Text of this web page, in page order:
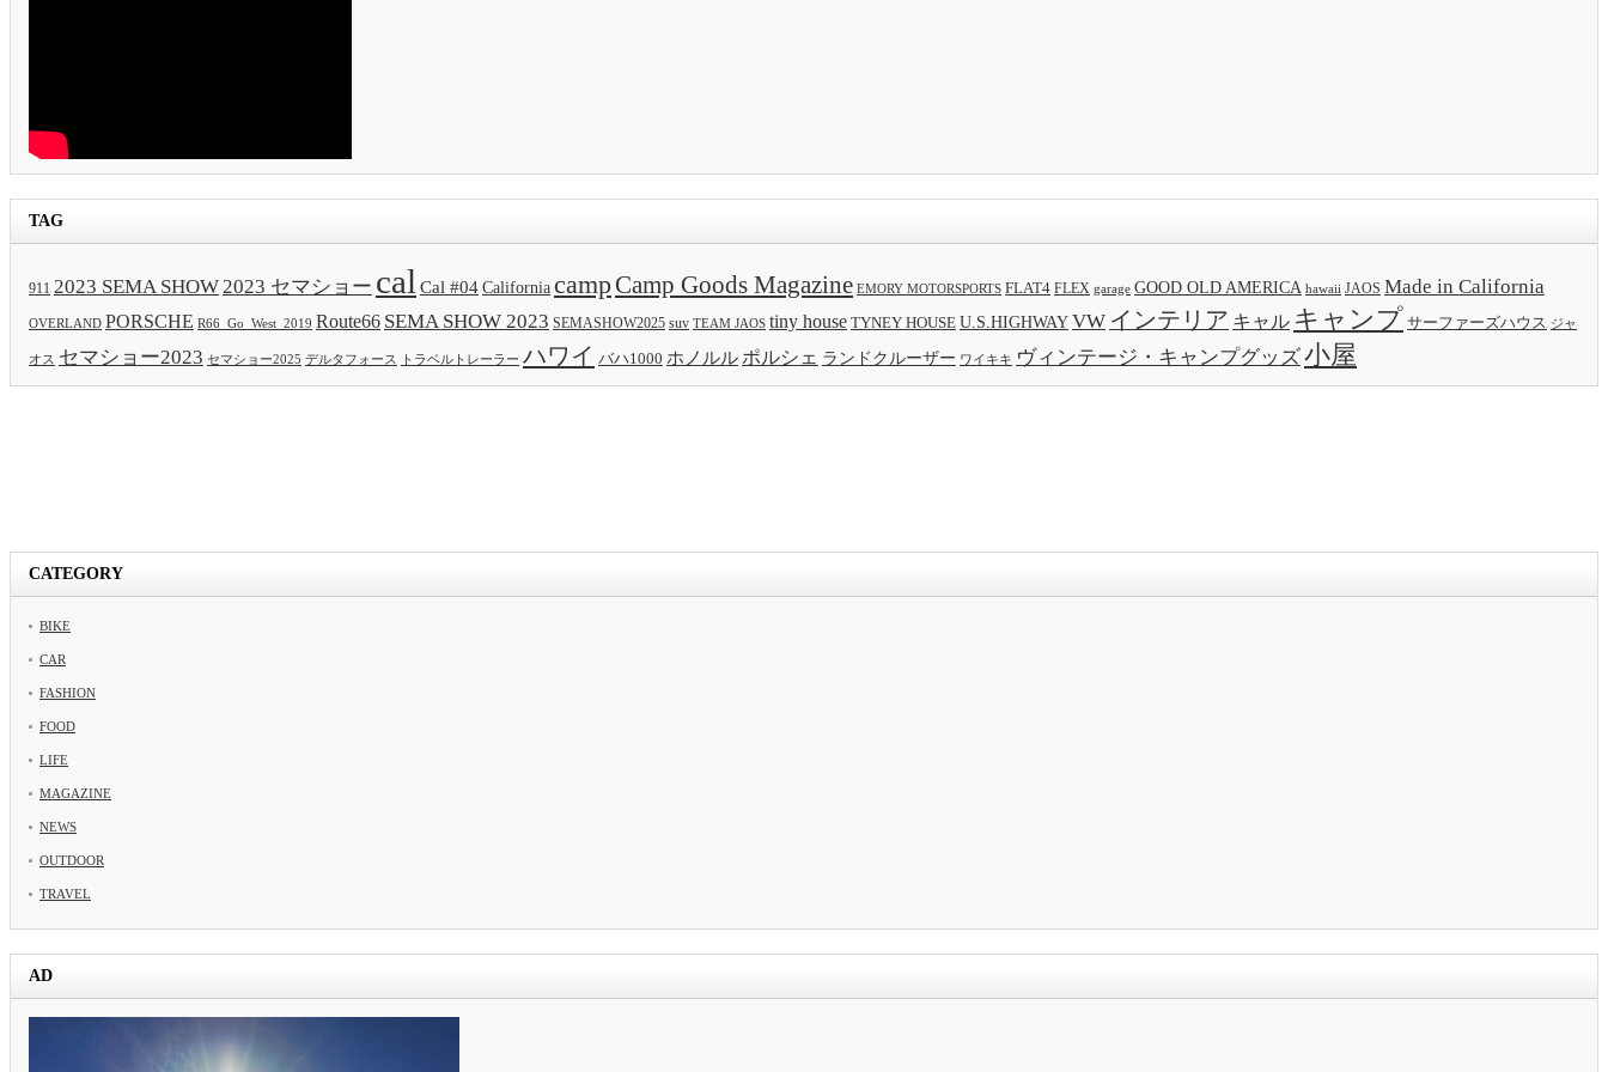
TAG
911 2023 SEMA SHOW2023 セマショー cal Cal #04 California campCamp Goods Magazine EMORY MOTORSPORTS FLAT4 FLEX garage GOOD OLD AMERICA hawaii JAOS Made in California
OVERLAND PORSCHE R66_Go_West_2019 Route66 SEMA SHOW 2023 SEMASHOW2025 suv TEAM JAOS tiny house TYNEY HOUSE U.S.HIGHWAY VW インテリア キャル キャンプ サーファーズハウス ジャ
オス セマショー2023 セマショー2025 デルタフォース トラベルトレーラー ハワイ バハ1000 ホノルル ポルシェ ランドクルーザー ワイキキ ヴィンテージ・キャンプグッズ小屋
CATEGORY
BIKE
CAR
FASHION
FOOD
LIFE
MAGAZINE
NEWS
OUTDOOR
TRAVEL
AD